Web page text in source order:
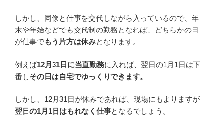
しかし、同僚と仕事を交代しながら入っているので、年
末や年始などでも交代制の勤務となれば、どちらかの日
が仕事でもう片方は休みとなります。
例えば12月31日に当直勤務に入れば、翌日の1月1日は下
番しその日は自宅でゆっくりできます。
しかし、12月31日が休みであれば、現場にもよりますが
翌日の1月1日はもれなく仕事となるでしょう。